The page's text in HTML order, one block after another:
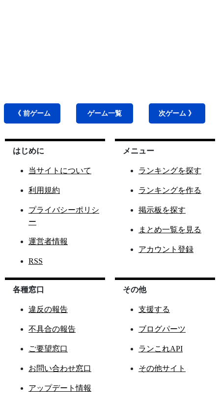
《 前ゲーム ゲーム一覧 次ゲーム 》
はじめに
当サイトについて
利用規約
プライバシーポリシ
ー
運営者情報
RSS
メニュー
ランキングを探す
ランキングを作る
掲示板を探す
まとめ一覧を見る
アカウント登録
各種窓口
違反の報告
不具合の報告
ご要望窓口
お問い合わせ窓口
アップデート情報
その他
支援する
ブログパーツ
ランこれAPI
その他サイト